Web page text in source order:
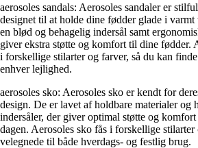
aerosoles sandals: Aerosoles sandaler er
designet til at holde dine fødder glade i varmt
en blød og behagelig indersål samt
giver ekstra støtte og komfort til dine fødder.
i forskellige stilarter og farver, så du kan
enhver lejlighed.
aerosoles sko: Aerosoles sko er kendt for
design. De er lavet af holdbare materialer og
indersåler, der giver optimal støtte og
dagen. Aerosoles sko fås i forskellige stilarter
velegnede til både hverdags- og festlig brug.